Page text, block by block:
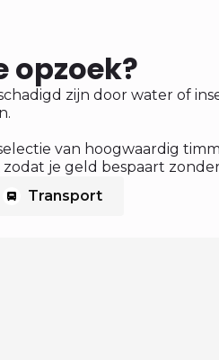
opzoek?
zijn door water of
van hoogwaardig
je geld bespaart
Transport